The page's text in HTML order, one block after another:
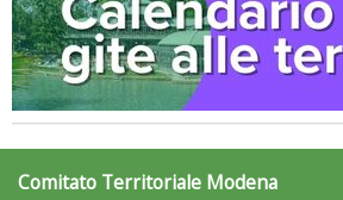
Tiziano Pesce nel Cda di Fondazione
Roma
Comitato Territoriale Modena